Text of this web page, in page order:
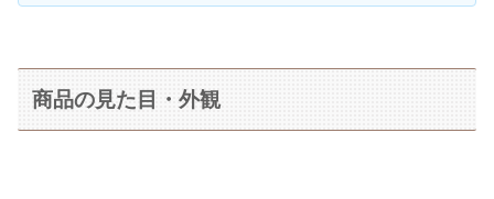
商品の見た目・外観